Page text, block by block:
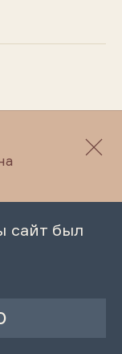
и
дню
сайт был